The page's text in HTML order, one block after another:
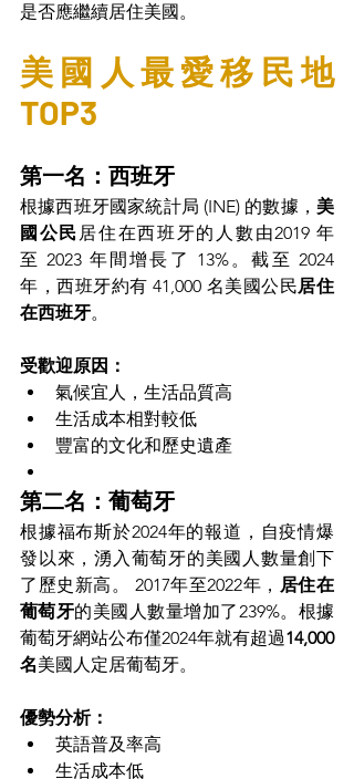
是否應繼續居住美國。
美國人最愛移民地
TOP3
第一名：西班牙
根據西班牙國家統計局 (INE) 的數據， 美
國公民 居住在西班牙的人數由2019 年
至 2023 年間增長了 13%。截至 2024
年，西班牙約有 41,000 名美國公民居住
在西班牙。
受歡迎原因：
氣候宜人，生活品質高
生活成本相對較低
豐富的文化和歷史遺產
第二名：葡萄牙
根據福布斯於2024年的報道，自疫情爆
發以來，湧入葡萄牙的美國人數量創下
了歷史新高。 2017年至2022年， 居住在
葡萄牙的美國人數量增加了239%。根據
葡萄牙網站公布僅2024年就有超過14,000
名美國人定居葡萄牙。
優勢分析：
英語普及率高
生活成本低